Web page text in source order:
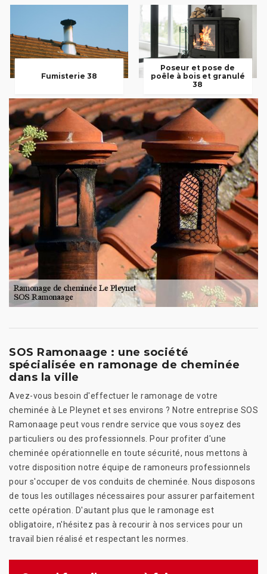
Fumisterie 38
Poseur et pose de
poêle à bois et granulé
38
SOS Ramonaage : une société
spécialisée en ramonage de cheminée
dans la ville
Avez-vous besoin d'effectuer le ramonage de votre
cheminée à Le Pleynet et ses environs ? Notre entreprise SOS
Ramonaage peut vous rendre service que vous soyez des
particuliers ou des professionnels. Pour profiter d'une
cheminée opérationnelle en toute sécurité, nous mettons à
votre disposition notre équipe de ramoneurs professionnels
pour s'occuper de vos conduits de cheminée. Nous disposons
de tous les outillages nécessaires pour assurer parfaitement
cette opération. D'autant plus que le ramonage est
obligatoire, n'hésitez pas à recourir à nos services pour un
travail bien réalisé et respectant les normes.